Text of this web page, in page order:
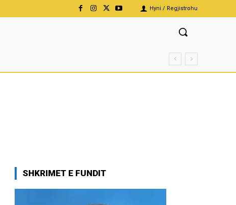
Hyni / Regjistrohu
SHKRIMET E FUNDIT